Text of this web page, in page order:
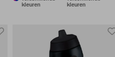
kleuren
kleuren